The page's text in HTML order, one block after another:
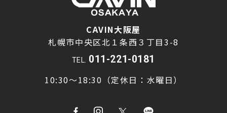
CAVIN大阪屋
札幌市中央区北１条西３丁目3-8
TEL. 011-221-0181
10:30～18:30（定休日：水曜日）